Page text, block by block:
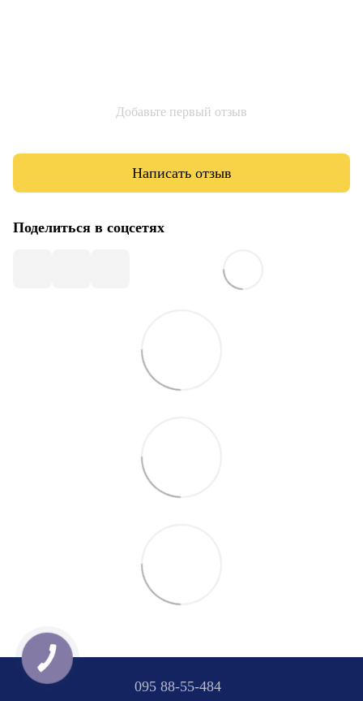
Добавьте первый отзыв
Написать отзыв
Поделиться в соцсетях
095 88-55-484